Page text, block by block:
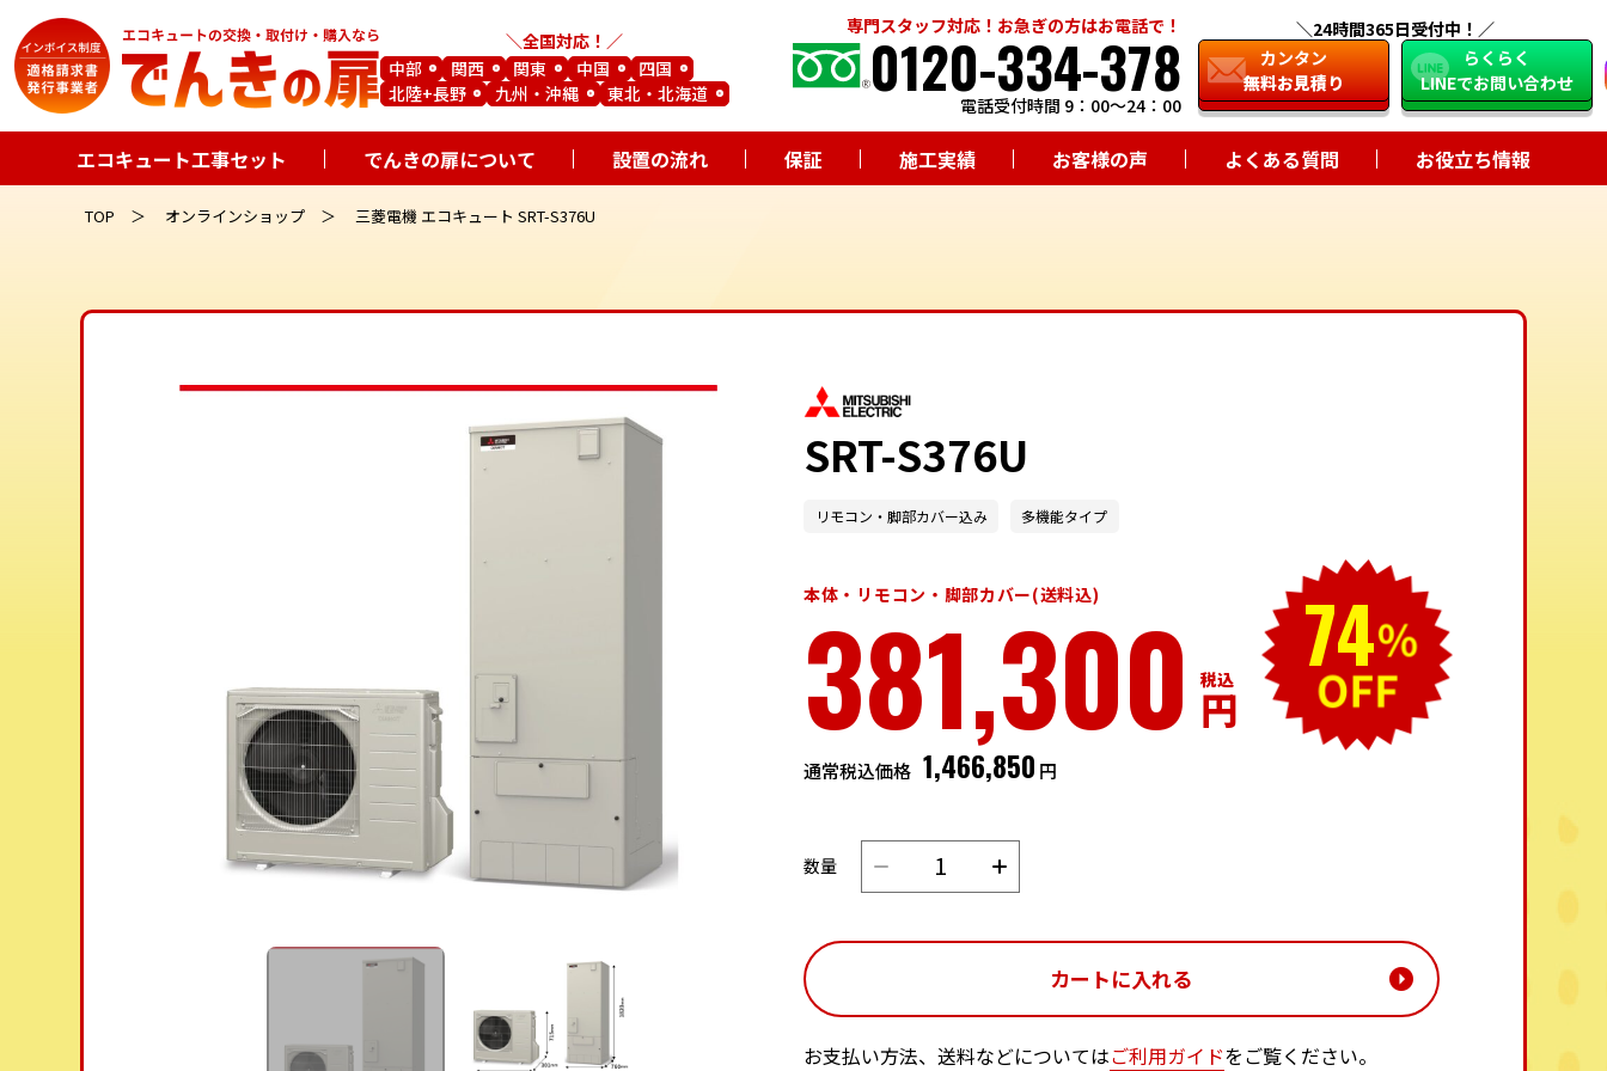
全国対応！
中部
関西 関東 中国
四国
北陸+長野
九州・沖縄 東北・北海道
専門スタッフ対応！お急ぎの方はお電話で！
0120-334-378
電話受付時間 9：00～24：00
24時間365日受付中！
カンタン
無料お見積り
らくらく
LINEでお問い合わせ
エコキュート工事セット でんきの扉について 設置の流れ 保証 施工実績 お客様の声 よくある質問 お役立ち情報
TOP オンラインショップ 三菱電機 エコキュート SRT-S376U
SRT-S376U
リモコン・脚部カバー込み 多機能タイプ
本体・リモコン・脚部カバー(送料込)
381,300 円
74
通常税込価格 1,466,850 円
数量
お支払い方法、送料などについてはご利用ガイドをご覧ください。
close